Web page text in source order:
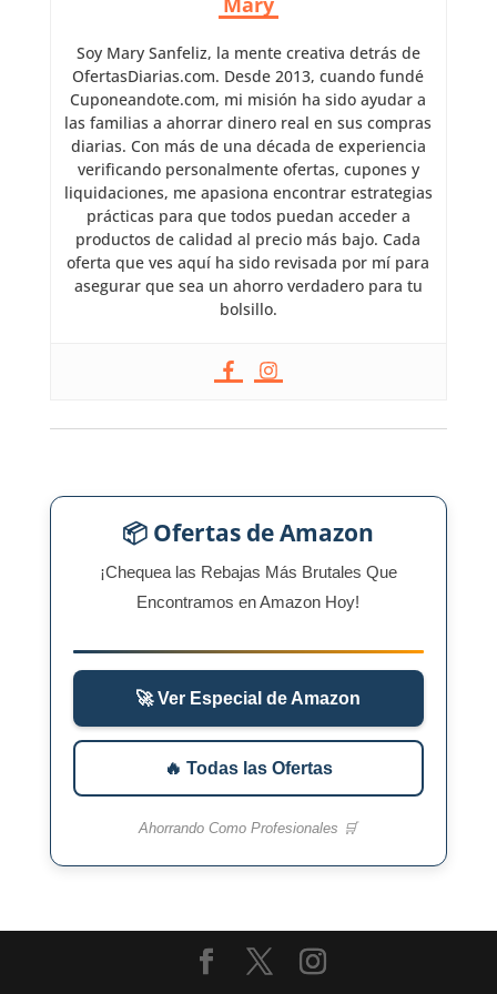
Soy Mary Sanfeliz, la mente creativa detrás de
OfertasDiarias.com. Desde 2013, cuando fundé
Cuponeandote.com, mi misión ha sido ayudar a
las familias a ahorrar dinero real en sus compras
diarias. Con más de una década de experiencia
verificando personalmente ofertas, cupones y
liquidaciones, me apasiona encontrar estrategias
prácticas para que todos puedan acceder a
productos de calidad al precio más bajo. Cada
oferta que ves aquí ha sido revisada por mí para
asegurar que sea un ahorro verdadero para tu
bolsillo.
📦 Ofertas de Amazon
¡Chequea las Rebajas Más Brutales Que
Encontramos en Amazon Hoy!
🚀 Ver Especial de Amazon
🔥 Todas las Ofertas
Ahorrando Como Profesionales 🛒